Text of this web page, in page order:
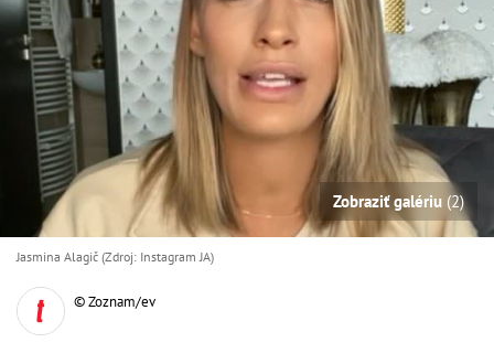
Zobraziť galériu (2)
Jasmina Alagič (Zdroj: Instagram JA)
© Zoznam/ev